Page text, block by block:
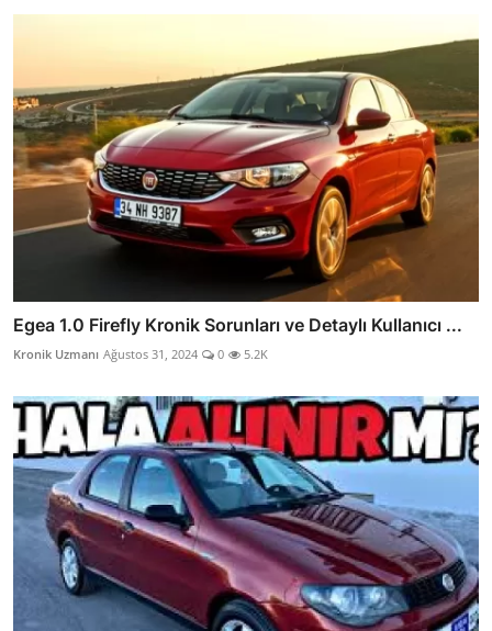
Egea 1.0 Firefly Kronik Sorunları ve Detaylı Kullanıcı ...
Kronik Uzmanı Ağustos 31, 2024 0 5.2K